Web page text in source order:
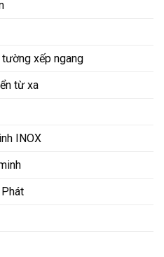
xếp ngang
từ xa
INOX